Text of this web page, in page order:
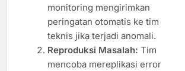
monitoring mengirimkan
peringatan otomatis ke tim
teknis jika terjadi anomali.
Reproduksi Masalah: Tim
mencoba mereplikasi error